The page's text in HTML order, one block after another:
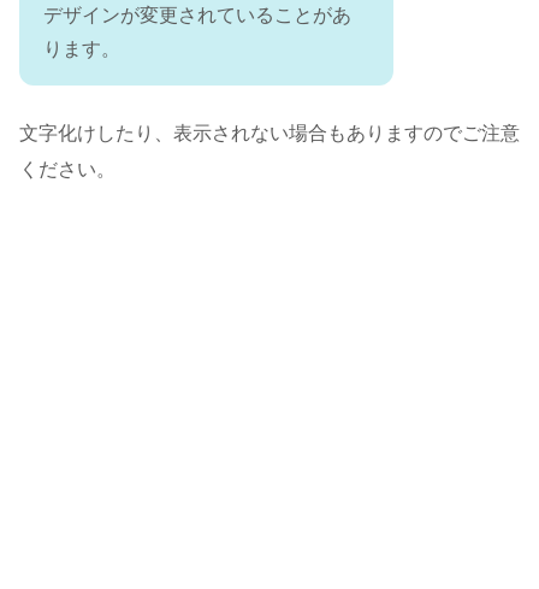
デザインが変更されていることがあ
ります。
文字化けしたり、表示されない場合もありますのでご注意
ください。